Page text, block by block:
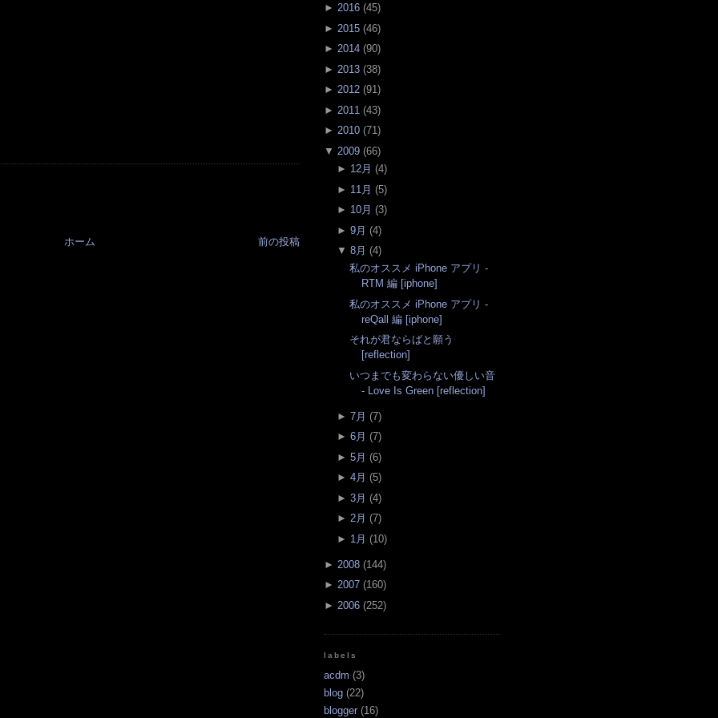
前の投稿
ホーム
► 2016 (45)
► 2015 (46)
► 2014 (90)
► 2013 (38)
► 2012 (91)
► 2011 (43)
► 2010 (71)
▼ 2009 (66)
► 12月 (4)
► 11月 (5)
► 10月 (3)
► 9月 (4)
▼ 8月 (4)
私のオススメ iPhone アプリ -
RTM 編 [iphone]
私のオススメ iPhone アプリ -
reQall 編 [iphone]
それが君ならばと願う
[reflection]
いつまでも変わらない優しい音
- Love Is Green [reflection]
► 7月 (7)
► 6月 (7)
► 5月 (6)
► 4月 (5)
► 3月 (4)
► 2月 (7)
► 1月 (10)
► 2008 (144)
► 2007 (160)
► 2006 (252)
labels
acdm (3)
blog (22)
blogger (16)